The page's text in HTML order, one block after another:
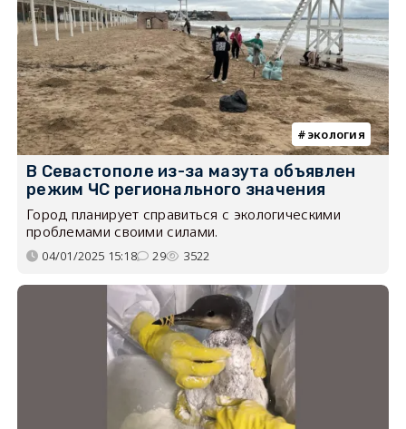
экология
В Севастополе из-за мазута объявлен
режим ЧС регионального значения
Город планирует справиться с экологическими
проблемами своими силами.
04/01/2025 15:18 29 3522